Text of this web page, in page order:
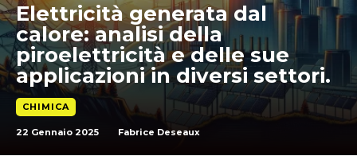
Elettricità generata dal
calore: analisi della
piroelettricità e delle sue
applicazioni in diversi settori.
CHIMICA
22 Gennaio 2025 Fabrice Deseaux